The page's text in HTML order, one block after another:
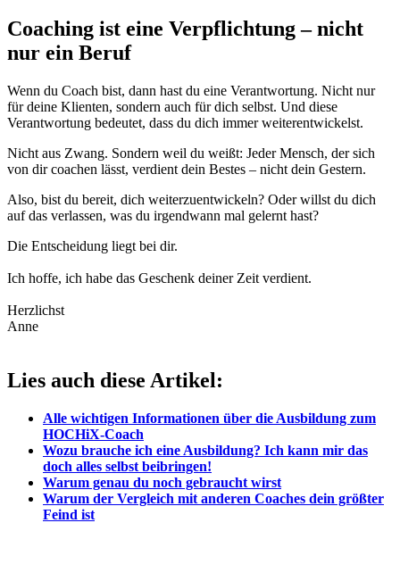
Coaching ist eine Verpflichtung – nicht
nur ein Beruf
Wenn du Coach bist, dann hast du eine Verantwortung. Nicht nur
für deine Klienten, sondern auch für dich selbst. Und diese
Verantwortung bedeutet, dass du dich immer weiterentwickelst.
Nicht aus Zwang. Sondern weil du weißt: Jeder Mensch, der sich
von dir coachen lässt, verdient dein Bestes – nicht dein Gestern.
Also, bist du bereit, dich weiterzuentwickeln? Oder willst du dich
auf das verlassen, was du irgendwann mal gelernt hast?
Die Entscheidung liegt bei dir.
Ich hoffe, ich habe das Geschenk deiner Zeit verdient.
Herzlichst
Anne
Lies auch diese Artikel:
Alle wichtigen Informationen über die Ausbildung zum
HOCHiX-Coach
Wozu brauche ich eine Ausbildung? Ich kann mir das
doch alles selbst beibringen!
Warum genau du noch gebraucht wirst
Warum der Vergleich mit anderen Coaches dein größter
Feind ist